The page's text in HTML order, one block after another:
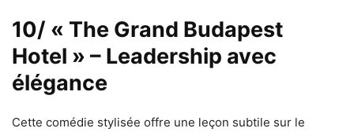
10/ « The Grand Budapest
Hotel » – Leadership avec
élégance
Cette comédie stylisée offre une leçon subtile sur le